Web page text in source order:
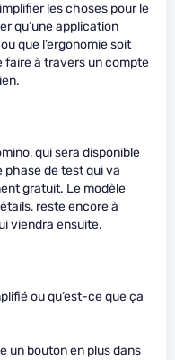
les choses pour le
qu’une application
que l’ergonomie soit
faire à travers un compte
qui sera disponible
phase de test qui va
gratuit. Le modèle
reste encore à
viendra ensuite.
ou qu’est-ce que ça
un bouton en plus dans